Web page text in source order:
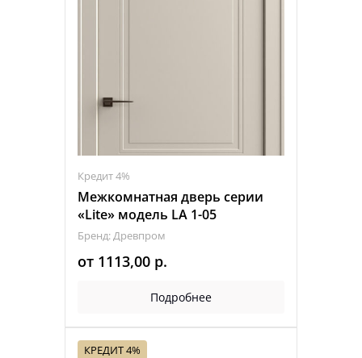
Кредит 4%
Межкомнатная дверь серии
«Lite» модель LA 1-05
Бренд: Древпром
от 1113,00 р.
Подробнее
КРЕДИТ 4%